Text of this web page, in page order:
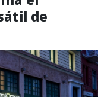
de